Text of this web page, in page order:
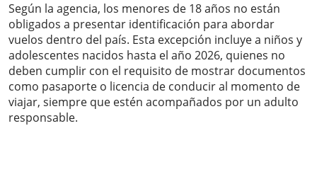
Según la agencia, los menores de 18 años no están
obligados a presentar identificación para abordar
vuelos dentro del país. Esta excepción incluye a niños y
adolescentes nacidos hasta el año 2026, quienes no
deben cumplir con el requisito de mostrar documentos
como pasaporte o licencia de conducir al momento de
viajar, siempre que estén acompañados por un adulto
responsable.